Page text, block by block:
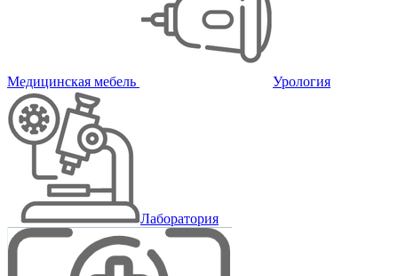
Медицинская мебель Урология
Лаборатория